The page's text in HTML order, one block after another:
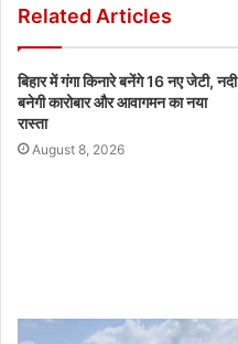
Related Articles
बिहार में गंगा किनारे बनेंगे 16 नए जेटी, नदी
बनेगी कारोबार और आवागमन का नया
रास्ता
August 8, 2026